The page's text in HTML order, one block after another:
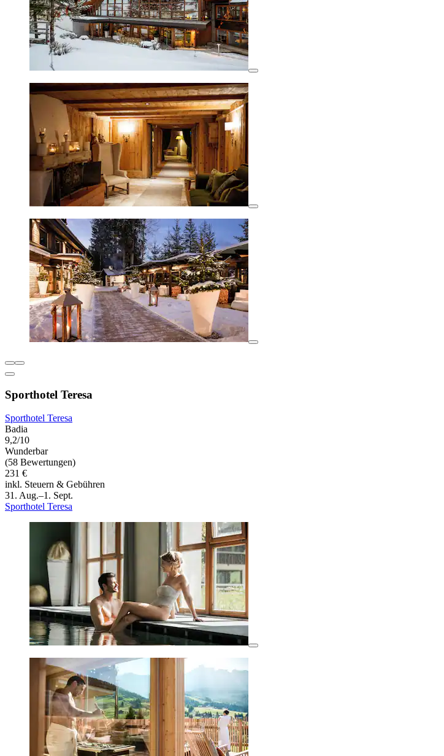
Sporthotel Teresa
Sporthotel Teresa
Badia
9,2/10
Wunderbar
(58 Bewertungen)
231 €
inkl. Steuern & Gebühren
31. Aug.–1. Sept.
Sporthotel Teresa